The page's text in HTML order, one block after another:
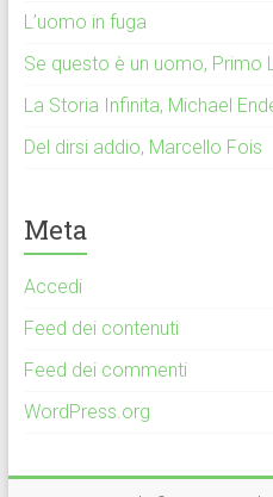
L’uomo in fuga
Se questo è un uomo, Primo
La Storia Infinita, Michael
Del dirsi addio, Marcello Fois
Meta
Accedi
Feed dei contenuti
Feed dei commenti
WordPress.org